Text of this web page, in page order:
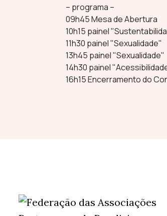
– programa –
09h45 Mesa de Abertura
10h15 painel
11h30 painel "Sexualidade"
13h45 painel "Sexualidade"
14h30 painel
16h15 Encerramento do